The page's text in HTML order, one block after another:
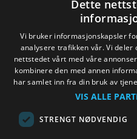
© Byen Vår Drammen/
Dette
Vi bruker informasjonskapsler
analysere trafikken vår. Vi
nettstedet vårt med våre
kombinere den med annen
har samlet inn fra din bruk av
VIS ALLE
STRENGT NØDVENDIG